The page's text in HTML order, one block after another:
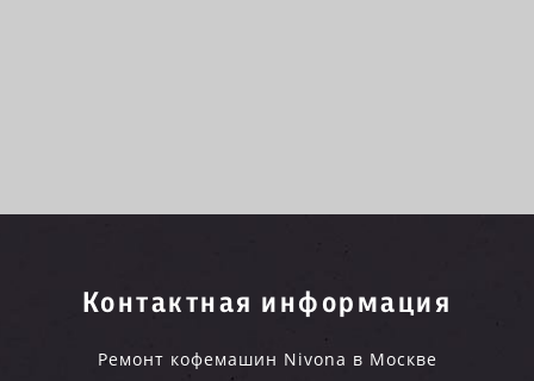
Контактная информация
Ремонт кофемашин Nivona в Москве